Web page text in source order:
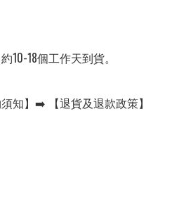
10-18個工作天到貨。
知】➡️ 【退貨及退款政策】